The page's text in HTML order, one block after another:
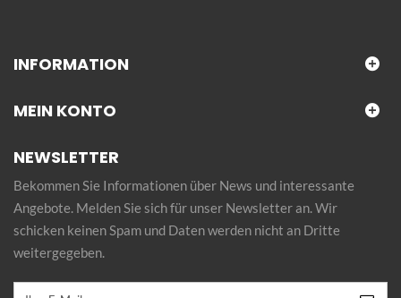
INFORMATION
MEIN KONTO
NEWSLETTER
Bekommen Sie Informationen über News und interessante
Angebote. Melden Sie sich für unser Newsletter an. Wir
schicken keinen Spam und Daten werden nicht an Dritte
weitergegeben.